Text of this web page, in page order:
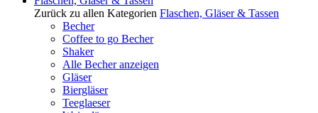
Zurück zu allen Kategorien Flaschen, Gläser & Tassen
Becher
Coffee to go Becher
Shaker
Alle Becher anzeigen
Gläser
Biergläser
Teeglaeser